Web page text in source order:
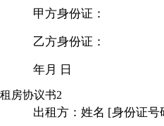
甲方身份证：
乙方身份证：
年月 日
租房协议书2
出租方：姓名 [身份证号